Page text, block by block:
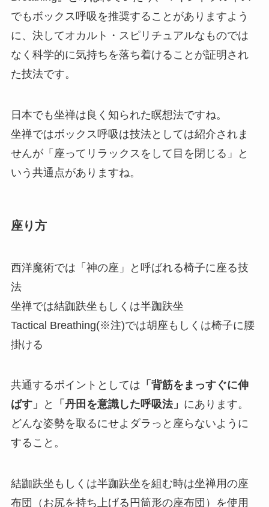
でもボックス呼吸を推奨することがありますよう
に、決してオカルト・スピリチュアルなものでは
なく科学的に気持ちを落ち着けることが証明され
た技法です。
日本でも坐禅は良く知られた瞑想法ですね。
坐禅ではボックス呼吸は技法としては紹介されま
せんが「座ってリラックスをして目を閉じる」と
いう共通点がありますね。
座り方
西洋魔術では「神の座」と呼ばれる椅子に座る技
法
坐禅では結跏趺坐もしくは半跏趺坐
Tactical Breathing(※注)では胡座もしくは椅子に腰
掛ける
共通するポイントとしては 「背筋をまっすぐに伸
ばす」
と 「丹田を意識した呼吸法」 にあります。
どんな姿勢を取るにせよダラっと座らないように
すること。
結跏趺坐もしくは半跏趺坐を組む時は坐禅用の座
布団（お尻を持ち上げる円筒形の座布団）を使用